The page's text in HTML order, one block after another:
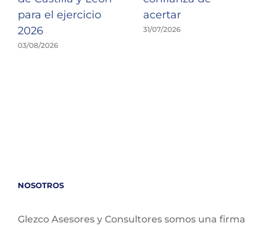
para el ejercicio
2026
03/08/2026
acertar
31/07/2026
NOSOTROS
Glezco Asesores y Consultores somos una firma